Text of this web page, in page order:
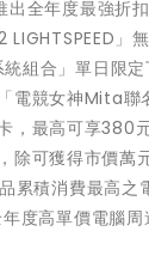
出全年度最強折
LIGHTSPEED」
統組合」單日限
電競女神Mita聯
，最高可享380
除可獲得市價
累積消費最高之
度高單價電腦周